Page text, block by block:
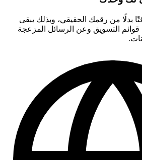
بدلًا من رقمك الحقيقي، وبذلك يبقى
التسويق وعن الرسائل المزعجة